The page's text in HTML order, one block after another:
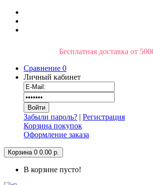
Бесплатная доставка от
Сравнение 0
Личный кабинет
Забыли пароль? | Регистрация
Корзина покупок
Оформление заказа
Корзина 0 0.00 р.
В корзине пусто!